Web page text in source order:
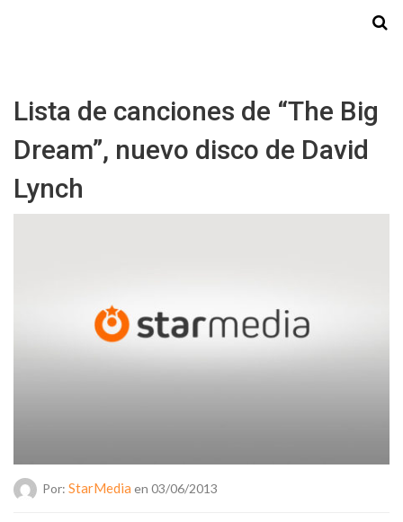
Lista de canciones de “The Big
Dream”, nuevo disco de David
Lynch
Por: StarMedia en 03/06/2013